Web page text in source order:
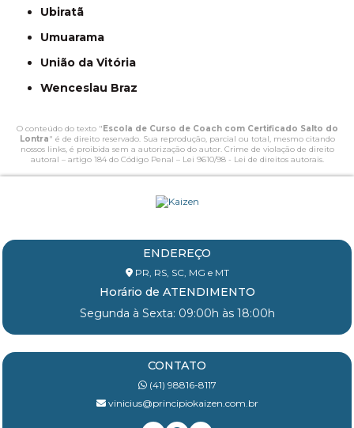
Ubiratã
Umuarama
União da Vitória
Wenceslau Braz
O conteúdo do texto "Escola de Curso de Coach com Certificado Salto do
Lontra" é de direito reservado. Sua reprodução, parcial ou total, mesmo citando
nossos links, é proibida sem a autorização do autor. Crime de violação de direito
autoral – artigo 184 do Código Penal – Lei 9610/98 - Lei de direitos autorais.
ENDEREÇO
PR, RS, SC, MG e MT
Horário de ATENDIMENTO
Segunda à Sexta: 09:00h às 18:00h
CONTATO
(41) 98816-8117
vinicius@principiokaizen.com.br